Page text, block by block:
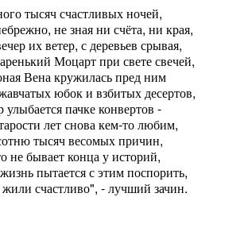
тысяч счастливых ночей,
не зная ни счёта, ни края,
их ветер, с деревьев срывая,
Моцарт при свете свечей,
Вена кружилась пред ним
юбок и взбитых десертов,
пачке конвертов -
лет снова кем-то любим,
тысяч весомых причин,
не бывает конца у историй,
пытается с этим поспорить,
счастливо", - лучший зачин.